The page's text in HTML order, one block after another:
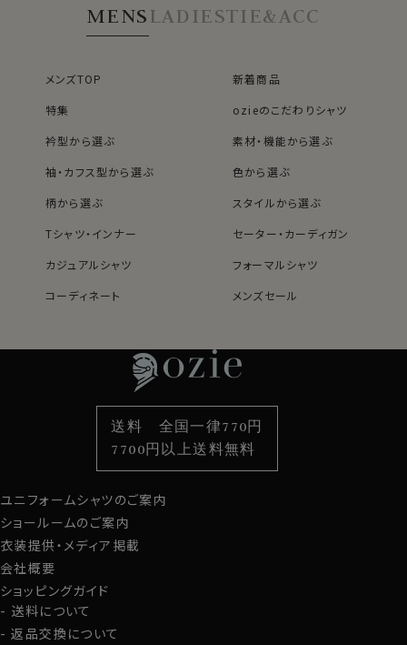
MENSLADIESTIE&ACC
メンズTOP
新着商品
特集
ozieのこだわりシャツ
衿型から選ぶ
素材・機能から選ぶ
袖・カフス型から選ぶ
色から選ぶ
柄から選ぶ
スタイルから選ぶ
Tシャツ・インナー
セーター・カーディガン
カジュアルシャツ
フォーマルシャツ
コーディネート
メンズセール
袖・カフス型から選ぶ
色から選ぶ
柄から選ぶ
スタイルから選ぶ
カジュアルシャツ
定番シャツ
カフスボタン
サスペンダー
財布・名刺入れ
バッグ
ストール・マフラー
グローブ
ユニフォームシャツのご案内
ショールームのご案内
衣装提供・メディア掲載
会社概要
ショッピングガイド
送料について
返品交換について
送料 全国一律770円
7700円以上送料無料